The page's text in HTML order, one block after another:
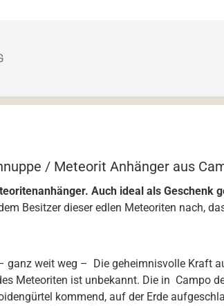
/ Meteorit Anhänger aus
Auch ideal als Geschenk
Besitzer dieser edlen Meteoriten nach,
ganz weit weg – Die geheimnisvolle Kraft
Meteoriten ist unbekannt. Die in Campo
kommend, auf der Erde